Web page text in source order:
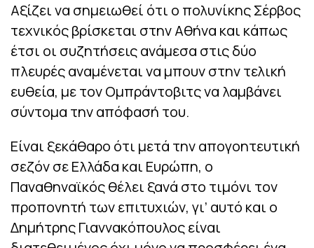
Αξίζει να σημειωθεί ότι ο πολυνίκης Σέρβος
τεχνικός βρίσκεται στην Αθήνα και κάπως
έτσι οι συζητήσεις ανάμεσα στις δύο
πλευρές αναμένεται να μπουν στην τελική
ευθεία, με τον Ομπράντοβιτς να λαμβάνει
σύντομα την απόφασή του.
Είναι ξεκάθαρο ότι μετά την απογοητευτική
σεζόν σε Ελλάδα και Ευρώπη, ο
Παναθηναϊκός θέλει ξανά στο τιμόνι τον
προπονητή των επιτυχιών, γι’ αυτό και ο
Δημήτρης Γιαννακόπουλος είναι